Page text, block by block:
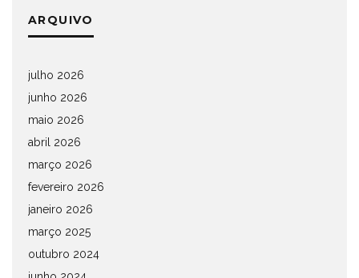
ARQUIVO
julho 2026
junho 2026
maio 2026
abril 2026
março 2026
fevereiro 2026
janeiro 2026
março 2025
outubro 2024